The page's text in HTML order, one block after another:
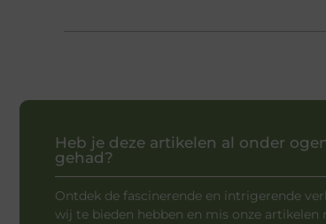
Heb je deze artikelen al onder
gehad?
Ontdek de fascinerende en intrigerende
wij te bieden hebben en mis onze artikelen